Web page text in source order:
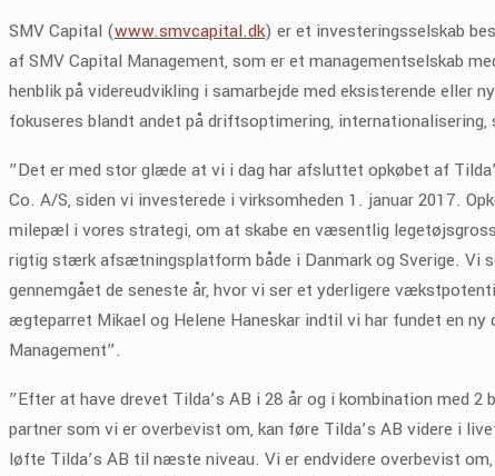
SMV Capital (www.smvcapital.dk) er et investeringsselskab
af SMV Capital Management, som er et managementselskab
henblik på videreudvikling i samarbejde med eksisterende eller
fokuseres blandt andet på driftsoptimering,
”Det er med stor glæde at vi i dag har afsluttet opkøbet af
Co. A/S, siden vi investerede i virksomheden 1. januar 2017.
milepæl i vores strategi, om at skabe en væsentlig
rigtig stærk afsætningsplatform både i Danmark og Sverige.
gennemgået de seneste år, hvor vi ser et yderligere
ægteparret Mikael og Helene Haneskar indtil vi har fundet en
Management”.
”Efter at have drevet Tilda’s AB i 28 år og i kombination med
partner som vi er overbevist om, kan føre Tilda’s AB videre i
løfte Tilda’s AB til næste niveau. Vi er endvidere overbevist